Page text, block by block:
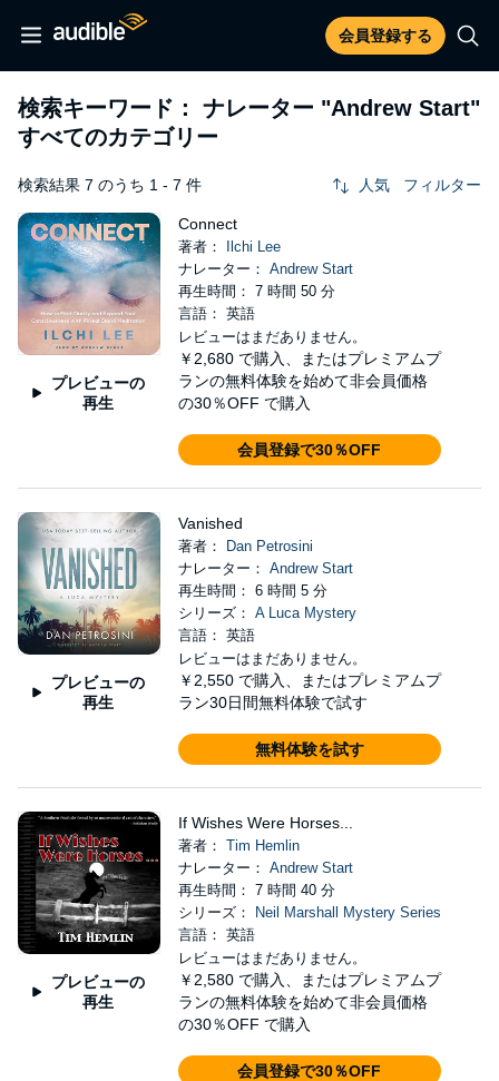
会員登録する
検索キーワード： ナレーター "Andrew Start"
すべてのカテゴリー
検索結果 7 のうち 1 - 7 件 人気 フィルター
プレビューの
再生
Connect
著者：
Ilchi Lee
ナレーター： Andrew Start
再生時間： 7 時間 50 分
言語： 英語
レビューはまだありません。
￥2,680 で購入、またはプレミアムプ
ランの無料体験を始めて非会員価格
の30％OFF で購入
会員登録で30％OFF
プレビューの
再生
Vanished
著者：
Dan Petrosini
ナレーター： Andrew Start
再生時間： 6 時間 5 分
シリーズ： A Luca Mystery
言語： 英語
レビューはまだありません。
￥2,550 で購入、またはプレミアムプ
ラン30日間無料体験で試す
無料体験を試す
プレビューの
再生
If Wishes Were Horses...
著者： Tim Hemlin
ナレーター： Andrew Start
再生時間： 7 時間 40 分
シリーズ：
Neil Marshall Mystery Series
言語： 英語
レビューはまだありません。
￥2,580 で購入、またはプレミアムプ
ランの無料体験を始めて非会員価格
の30％OFF で購入
会員登録で30％OFF